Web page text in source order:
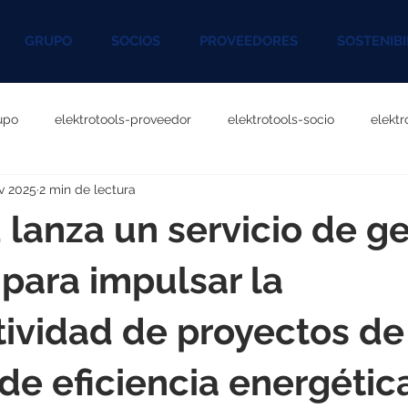
GRUPO SOCIOS PROVEEDORES
elektrotools-proveedor elektrotools-socio
P060000 elektrotools-P027000
P096000 elektrotools-P041000
P046000 elektrotools-P121000 elektrotools-
lanza un servicio de
impulsar la
de proyectos de
eficiencia
2025 2 min de lectura